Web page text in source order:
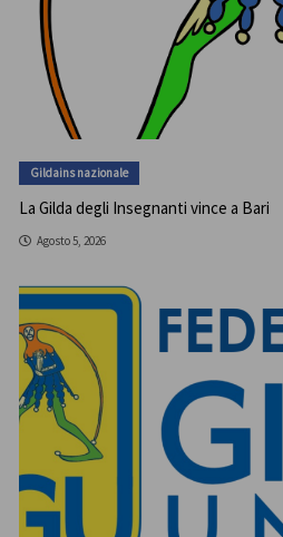
Gildains nazionale
La Gilda degli Insegnanti vince a Bari
Agosto 5, 2026